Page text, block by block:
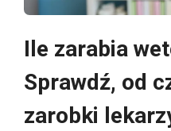
Ile zarabia
Sprawdź, od
zarobki